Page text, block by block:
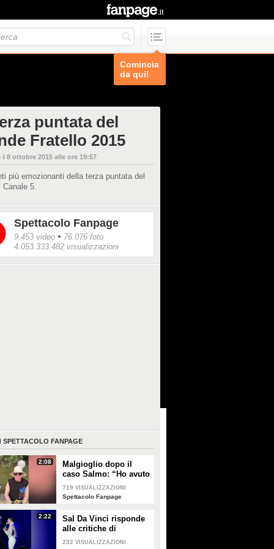
Comincia
da qui!
puntata del
Fratello 2015
il 8 ottobre 2015 alle ore 19:57
più emozionanti della terza puntata del
Canale 5.
Spettacolo Fanpage
9.453 video • 76.076 foto
4.053.333.482 visualizzazioni
SPETTACOLO FANPAGE
2:08
Malgioglio dopo il
caso Salmo: “Ho avuto
un melanoma. Mettete
la crema, non sentite i
719 VISUALIZZAZIONI
Spettacolo Fanpage
2:22
Sal Da Vinci risponde
alle critiche di
pietismo per aver
232 VISUALIZZAZIONI